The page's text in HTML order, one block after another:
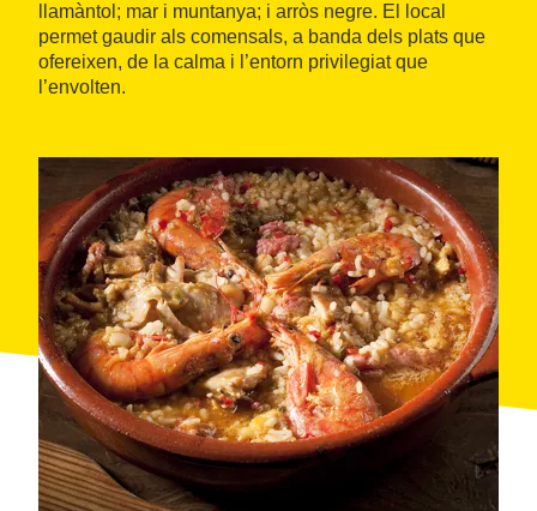
llamàntol; mar i muntanya; i arròs negre. El local
permet gaudir als comensals, a banda dels plats que
ofereixen, de la calma i l’entorn privilegiat que
l’envolten.